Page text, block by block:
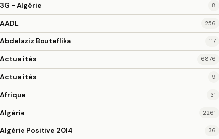
3G - Algérie 8
AADL 256
Abdelaziz Bouteflika 117
Actualités 6876
Actualités 9
Afrique 31
Algérie 2261
Algérie Positive 2014 36